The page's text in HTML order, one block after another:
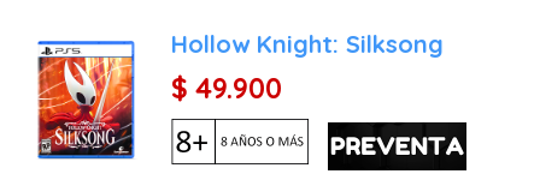
Hollow Knight: Silksong
$ 49.900